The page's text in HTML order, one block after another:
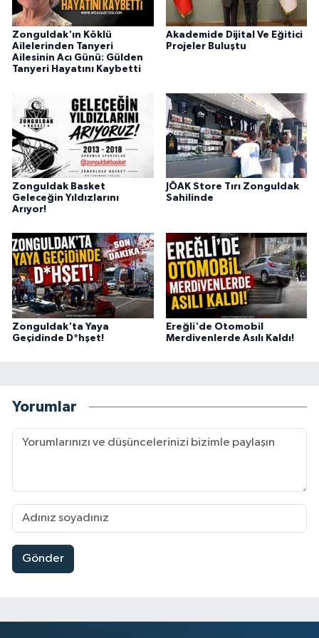
Zonguldak'ın Köklü
Ailelerinden Tanyeri
Ailesinin Acı Günü: Gülden
Tanyeri Hayatını Kaybetti
Akademide Dijital Ve Eğitici
Projeler Buluştu
Zonguldak Basket
Geleceğin Yıldızlarını
Arıyor!
JÖAK Store Tırı Zonguldak
Sahilinde
Zonguldak'ta Yaya
Geçidinde D*hşet!
Ereğli'de Otomobil
Merdivenlerde Asılı Kaldı!
Yorumlar
Gönder